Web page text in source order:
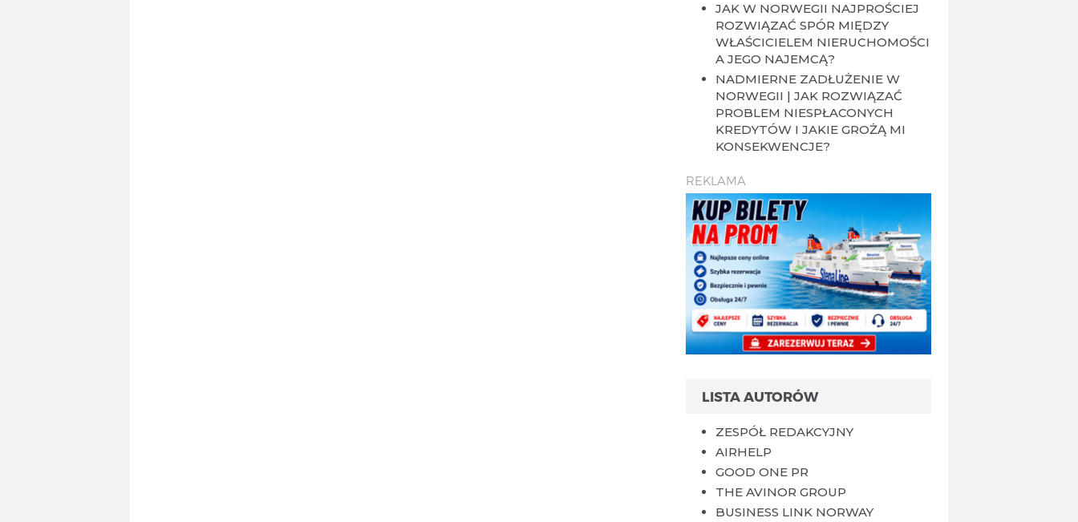
JAK W NORWEGII NAJPROŚCIEJ
ROZWIĄZAĆ SPÓR MIĘDZY
WŁAŚCICIELEM NIERUCHOMOŚCI
A JEGO NAJEMCĄ?
NADMIERNE ZADŁUŻENIE W
NORWEGII | JAK ROZWIĄZAĆ
PROBLEM NIESPŁACONYCH
KREDYTÓW I JAKIE GROŻĄ MI
KONSEKWENCJE?
REKLAMA
LISTA AUTORÓW
ZESPÓŁ REDAKCYJNY
AIRHELP
GOOD ONE PR
THE AVINOR GROUP
BUSINESS LINK NORWAY